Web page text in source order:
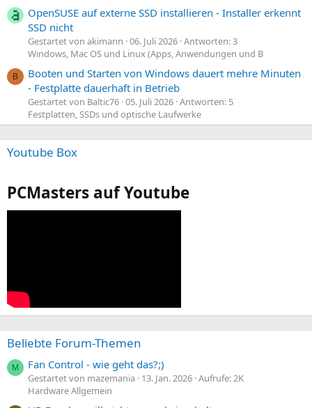
OpenSUSE auf externe SSD installieren - Installer erkennt
SSD nicht
Gestartet von akimann 06. Juli 2026 Antworten: 3
Windows, Mac OS und Linux (Apps, Anwendungen und B
B
Booten und Starten von Windows dauert mehre Minuten
- Festplatte dauerhaft in Betrieb
Gestartet von Baltic76 05. Juli 2026 Antworten: 5
Festplatten, SSDs und optische Laufwerke
Youtube Box
PCMasters auf Youtube
Beliebte Forum-Themen
M Fan Control - wie geht das?;)
Gestartet von mazemania 13. Jan. 2026 Aufrufe: 2K
Hardware Allgemein